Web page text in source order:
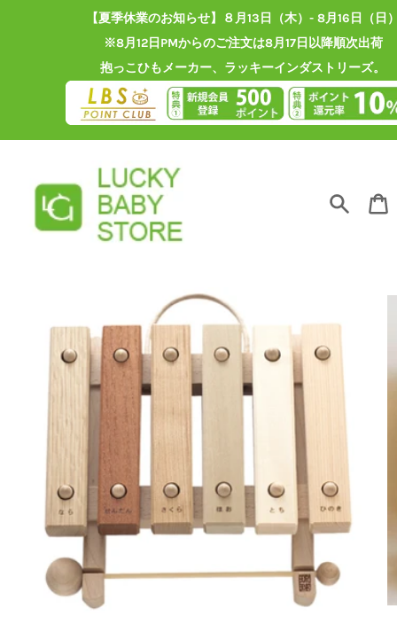
【夏季休業のお知らせ】８月13日（木）- 8月16日（日
※8月12日PMからのご注文は8月17日以降順次出荷
抱っこひもメーカー、ラッキーインダストリーズ。